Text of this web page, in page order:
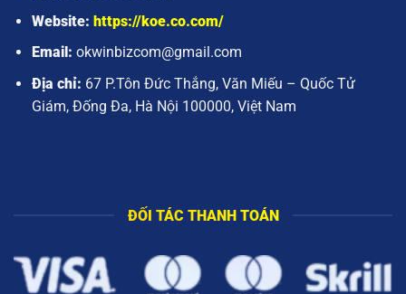
Website: https://koe.co.com/
Email: okwinbizcom@gmail.com
Địa chỉ: 67 P.Tôn Đức Thắng, Văn Miếu – Quốc Tử
Giám, Đống Đa, Hà Nội 100000, Việt Nam
ĐỐI TÁC THANH TOÁN